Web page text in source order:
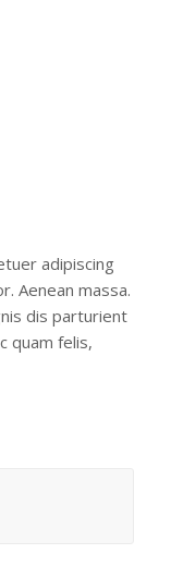
adipiscing
Aenean massa.
dis parturient
quam felis,